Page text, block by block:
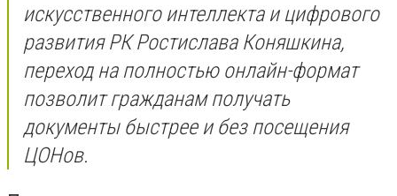
искусственного интеллекта и цифрового
развития РК Ростислава Коняшкина,
переход на полностью онлайн-формат
позволит гражданам получать
документы быстрее и без посещения
ЦОНов.